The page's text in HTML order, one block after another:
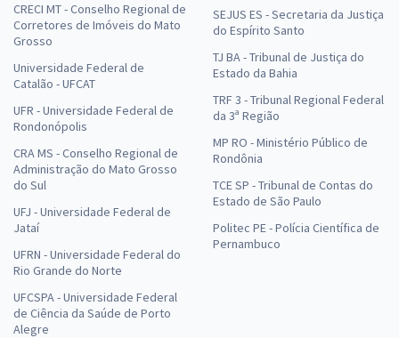
CRECI MT - Conselho Regional de
Corretores de Imóveis do Mato
Grosso
Universidade Federal de
Catalão - UFCAT
UFR - Universidade Federal de
Rondonópolis
CRA MS - Conselho Regional de
Administração do Mato Grosso
do Sul
UFJ - Universidade Federal de
Jataí
UFRN - Universidade Federal do
Rio Grande do Norte
UFCSPA - Universidade Federal
de Ciência da Saúde de Porto
Alegre
SEJUS ES - Secretaria da Justiça
do Espírito Santo
TJ BA - Tribunal de Justiça do
Estado da Bahia
TRF 3 - Tribunal Regional Federal
da 3ª Região
MP RO - Ministério Público de
Rondônia
TCE SP - Tribunal de Contas do
Estado de São Paulo
Politec PE - Polícia Científica de
Pernambuco